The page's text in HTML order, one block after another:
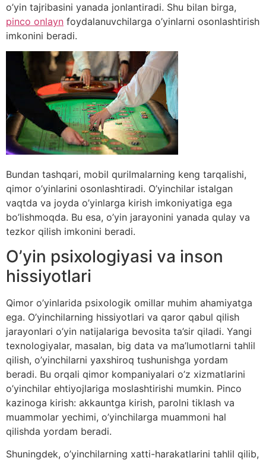
o’yin tajribasini yanada jonlantiradi. Shu bilan birga,
pinco onlayn foydalanuvchilarga o’yinlarni osonlashtirish
imkonini beradi.
Bundan tashqari, mobil qurilmalarning keng tarqalishi,
qimor o’yinlarini osonlashtiradi. O’yinchilar istalgan
vaqtda va joyda o’yinlarga kirish imkoniyatiga ega
bo’lishmoqda. Bu esa, o’yin jarayonini yanada qulay va
tezkor qilish imkonini beradi.
O’yin psixologiyasi va inson
hissiyotlari
Qimor o’yinlarida psixologik omillar muhim ahamiyatga
ega. O’yinchilarning hissiyotlari va qaror qabul qilish
jarayonlari o’yin natijalariga bevosita ta’sir qiladi. Yangi
texnologiyalar, masalan, big data va ma’lumotlarni tahlil
qilish, o’yinchilarni yaxshiroq tushunishga yordam
beradi. Bu orqali qimor kompaniyalari o’z xizmatlarini
o’yinchilar ehtiyojlariga moslashtirishi mumkin. Pinco
kazinoga kirish: akkauntga kirish, parolni tiklash va
muammolar yechimi, o’yinchilarga muammoni hal
qilishda yordam beradi.
Shuningdek, o’yinchilarning xatti-harakatlarini tahlil qilib,